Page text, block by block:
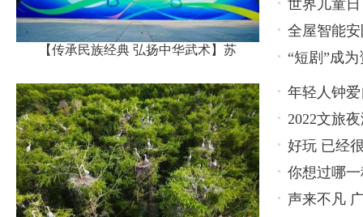
【传承民族经典 弘扬中华武术】苏
出怎样火花
世界儿童
州举办
全屋智能
“短剧”成
有潜力
年轻人钟
2022文旅
博览会
好玩 已经
你想过哪
声来不凡